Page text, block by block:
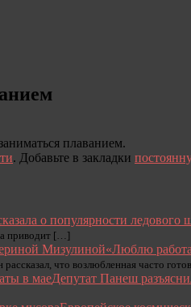
плаванием.
. Добавьте в закладки
о популярности
приводит […]
«Люблю
что возлюбленная часто
Депутат Панеш